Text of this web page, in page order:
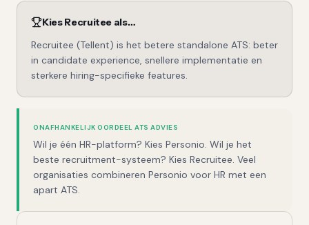
KiesRecruitee als…
Recruitee (Tellent) is het betere standalone ATS: beter
in candidate experience, snellere implementatie en
sterkere hiring-specifieke features.
ONAFHANKELIJK OORDEEL ATS ADVIES
Wil je één HR-platform? Kies Personio. Wil je het
beste recruitment-systeem? Kies Recruitee. Veel
organisaties combineren Personio voor HR met een
apart ATS.